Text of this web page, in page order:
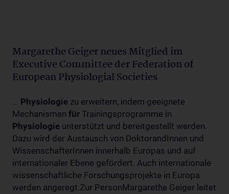
Margarethe Geiger neues Mitglied im
Executive Committee der Federation of
European Physiologial Societies
... Physiologie zu erweitern, indem geeignete
Mechanismen für Trainingsprogramme in
Physiologie unterstützt und bereitgestellt werden.
Dazu wird der Austausch von DoktorandInnen und
WissenschafterInnen innerhalb Europas und auf
internationaler Ebene gefördert. Auch internationale
wissenschaftliche Forschungsprojekte in Europa
werden angeregt.Zur PersonMargarethe Geiger leitet